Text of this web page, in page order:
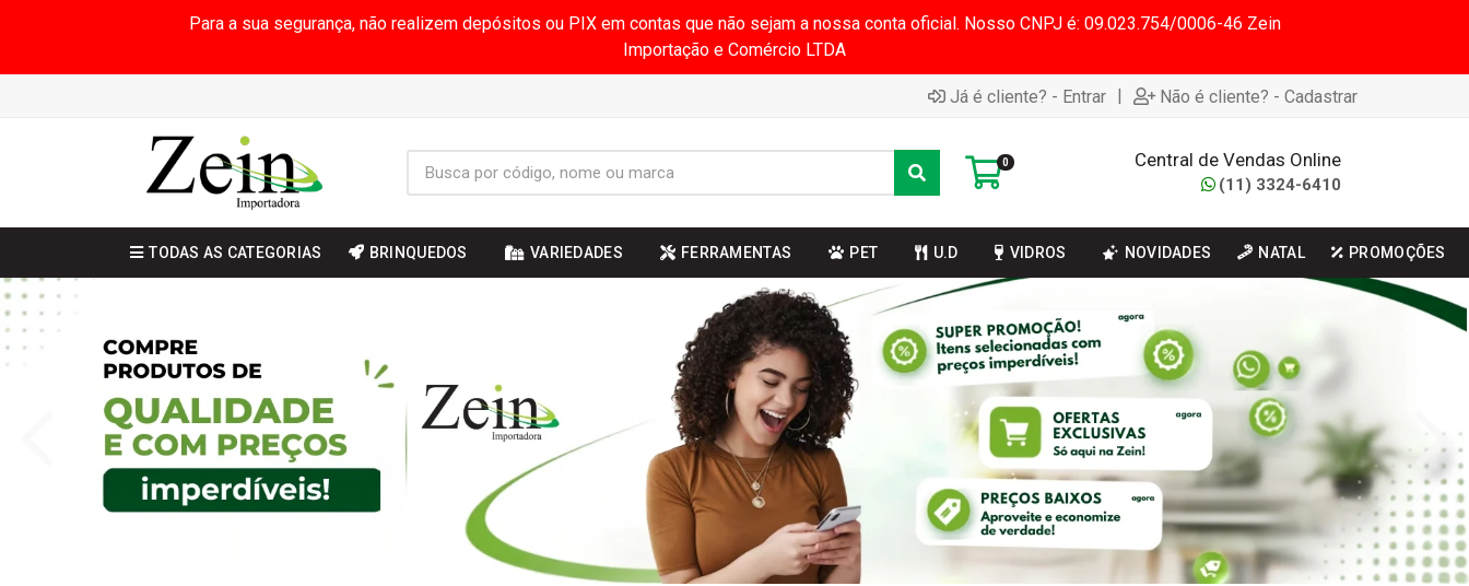
Para a sua segurança, não realizem depósitos ou PIX em contas que não sejam a nossa conta oficial. Nosso CNPJ é: 09.023.754/0006-46 Zein
Importação e Comércio LTDA
Já é cliente? - Entrar | Não é cliente? - Cadastrar
0 Central de Vendas Online
(11) 3324-6410
TODAS AS CATEGORIAS BRINQUEDOS VARIEDADES FERRAMENTAS PET U.D VIDROS NOVIDADES NATAL PROMOÇÕES